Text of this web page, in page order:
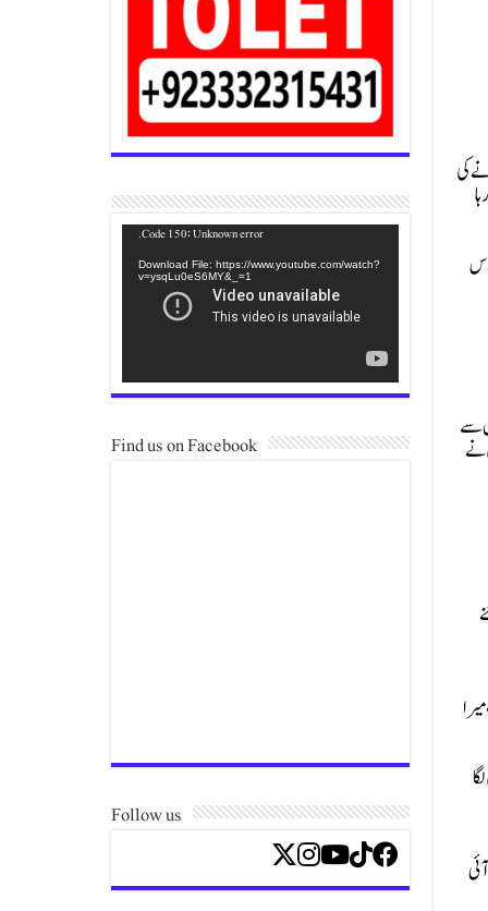
رابطہ کرنے کی
گئیں، ہم اس
سے
نے
Player
Code 150: Unknown error.
Download File: https://www.youtube.com/watch?
v=ysqLu0eS6MY&_=1
Find us on Facebook
Follow us